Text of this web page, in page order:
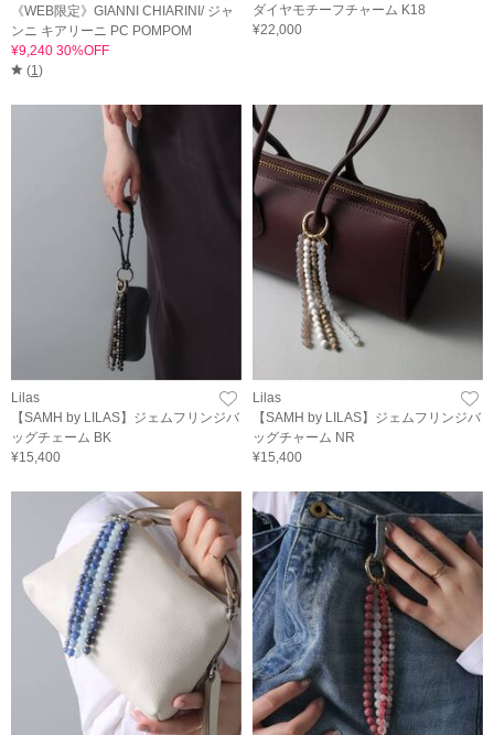
《WEB限定》GIANNI CHIARINI/ ジャ
ンニ キアリーニ PC POMPOM
¥9,240 30%OFF
(1 )
ダイヤモチーフチャーム K18
¥22,000
Lilas
【SAMH by LILAS】ジェムフリンジバ
ッグチェーム BK
¥15,400
Lilas
【SAMH by LILAS】ジェムフリンジバ
ッグチャーム NR
¥15,400